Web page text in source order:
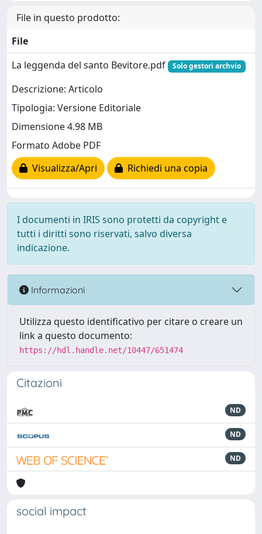
File in questo prodotto:
File
La leggenda del santo Bevitore.pdf
Solo gestori archvio
Descrizione: Articolo
Tipologia: Versione Editoriale
Dimensione 4.98 MB
Formato Adobe PDF
Visualizza/Apri
Richiedi una copia
I documenti in IRIS sono protetti da copyright e
tutti i diritti sono riservati, salvo diversa
indicazione.
Informazioni
Utilizza questo identificativo per citare o creare un
link a questo documento:
https://hdl.handle.net/10447/651474
Citazioni
ND
ND
ND
social impact